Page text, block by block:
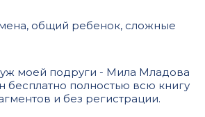
общий ребенок, сложные
моей подруги - Мила Младова
полностью всю книгу
и без регистрации.